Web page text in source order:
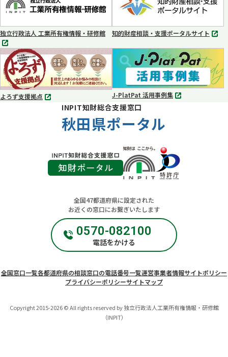
ブ
で
く
ブ
で
開
く
独立行政法人 工業所有権情報・研修館
別
タ
ブ
で
知的財産相談・支援ポータルサイト
別
タ
開
く
よろず支援拠点
別
J-PlatPat 活用事例集
別
INPIT知財総合支援窓口
秋田県ポータル
全国47都道府県に設定された
お近くの窓口にお繋ぎいたします
0570-082100
電話をかける
全国窓口一覧各都道府県の相談窓口の電話番号一覧運営事業者情報サイトポリシー
プライバシーポリシーサイトマップ
Copyright 2015-2026 © All rights reserved by 独立行政法人工業所有権情報・研修館
（INPIT）